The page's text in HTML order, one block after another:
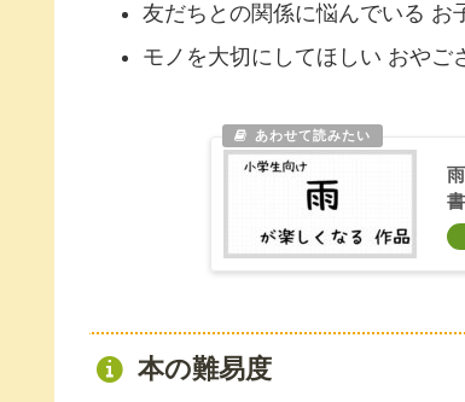
友だちとの関係に悩んでいる お
モノを大切にしてほしい おやご
書
本の難易度